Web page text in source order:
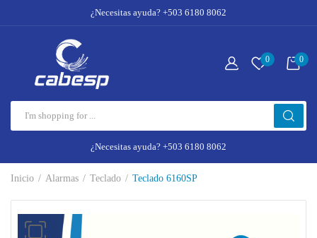
¿Necesitas ayuda? +503 6180 8062
0 0
¿Necesitas ayuda? +503 6180 8062
Inicio Alarmas Teclado Teclado 6160SP